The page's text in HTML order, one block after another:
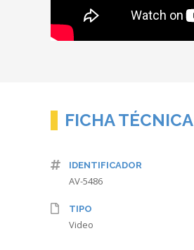
FICHA TÉCNICA
IDENTIFICADOR
AV-5486
TIPO
Video